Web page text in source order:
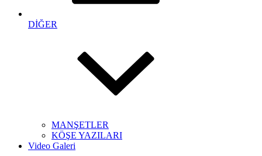
DİĞER
MANŞETLER
KÖŞE YAZILARI
Video Galeri